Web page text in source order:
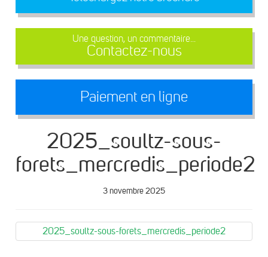
Une question, un commentaire...
Contactez-nous
Paiement en ligne
2025_soultz-sous-
forets_mercredis_periode2
3 novembre 2025
2025_soultz-sous-forets_mercredis_periode2